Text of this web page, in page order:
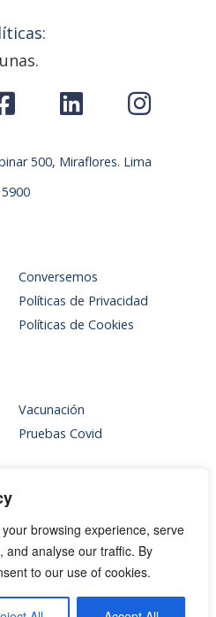
browsing experience, serve
and analyse our traffic. By
to our use of cookies.
500, Miraflores. Lima
Conversemos
Políticas de Privacidad
Políticas de Cookies
Vacunación
Pruebas Covid